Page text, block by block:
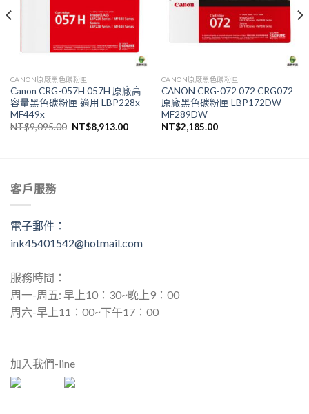
CANON原廠黑色碳粉匣
Canon CRG-057H 057H 原廠高
容量黑色碳粉匣 適用 LBP228x
MF449x
NT$9,095.00 原
NT$8,913.00目
CANON原廠黑色碳粉匣
CANON CRG-072 072 CRG072
原廠黑色碳粉匣 LBP172DW
MF289DW
NT$2,185.00
客戶服務
電子郵件：
ink45401542@hotmail.com
服務時間：
周一-周五: 早上10：30~晚上9：00
周六-早上11：00~下午17：00
加入我們-line